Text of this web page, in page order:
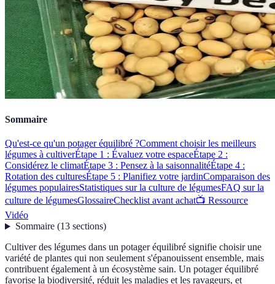
Sommaire
Qu'est-ce qu'un potager équilibré ?Comment choisir les meilleurs
légumes à cultiverÉtape 1 : Évaluez votre espaceÉtape 2 :
Considérez le climatÉtape 3 : Pensez à la saisonnalitéÉtape 4 :
Rotation des culturesÉtape 5 : Planifiez votre jardinComparaison des
légumes populairesStatistiques sur la culture de légumesFAQ sur la
culture de légumesGlossaireChecklist avant achat📺 Ressource
Vidéo
Sommaire(13 sections)
Cultiver des légumes dans un potager équilibré signifie choisir une
variété de plantes qui non seulement s'épanouissent ensemble, mais
contribuent également à un écosystème sain. Un potager équilibré
favorise la biodiversité, réduit les maladies et les ravageurs, et